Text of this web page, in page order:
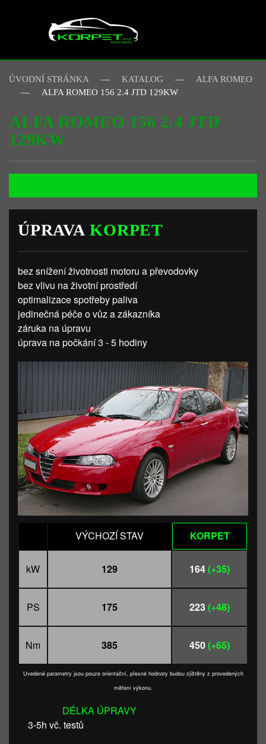
Skip to main content
ÚVODNÍ STRÁNKA KATALOG
ALFA ROMEO
ALFA ROMEO 156 2.4 JTD 129KW
ALFA ROMEO 156 2.4 JTD
129KW
ÚPRAVAKORPET
bez snížení životnosti motoru a převodovky
bez vlivu na životní prostředí
optimalizace spotřeby paliva
jedinečná péče o vůz a zákazníka
záruka na úpravu
úprava na počkání 3 - 5 hodiny
VÝCHOZÍ STAV KORPET
kW 129 164(+35)
PS 175 223(+48)
Nm 385 450(+65)
Uvedené parametry jsou pouze orientační, přesné hodnoty budou zjištěny z provedených
měření výkonu.
DÉLKA ÚPRAVY
3-5h vč. testů